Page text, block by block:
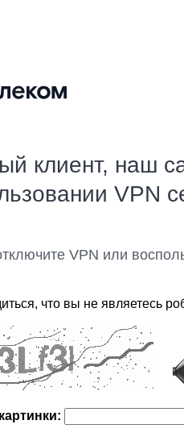
клиент, наш
VPN
VPN или
что вы не являетесь